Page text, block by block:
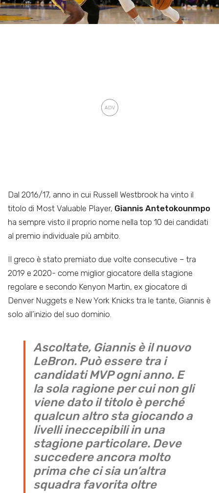
Dal 2016/17, anno in cui Russell Westbrook ha vinto il
titolo di Most Valuable Player, Giannis Antetokounmpo
ha sempre visto il proprio nome nella top 10 dei candidati
al premio individuale più ambito.
Il greco è stato premiato due volte consecutive – tra
2019 e 2020- come miglior giocatore della stagione
regolare e secondo Kenyon Martin, ex giocatore di
Denver Nuggets e New York Knicks tra le tante, Giannis è
solo all’inizio del suo dominio.
Ascoltate, Giannis è il nuovo
LeBron. Può essere tra i
candidati MVP ogni anno. E
la sola ragione per cui non gli
viene dato il titolo è perché
qualcun altro sta giocando a
livelli ineccepibili in una
stagione particolare. Deve
succedere ancora molto
prima che ci sia un’altra
squadra favorita oltre